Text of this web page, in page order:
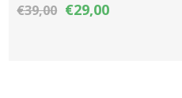
Μαύρο
€39,00 €29,00